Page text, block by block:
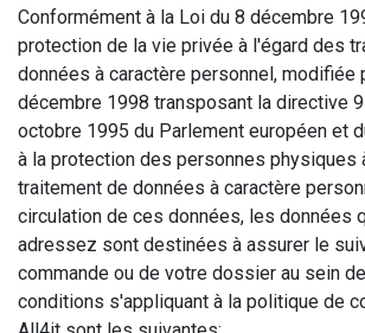
Conformément à la Loi du 8 décembre
protection de la vie privée à l'égard des
données à caractère personnel, modifiée
décembre 1998 transposant la directive
octobre 1995 du Parlement européen et
à la protection des personnes physiques
traitement de données à caractère
circulation de ces données, les données
adressez sont destinées à assurer le
commande ou de votre dossier au sein
conditions s'appliquant à la politique de